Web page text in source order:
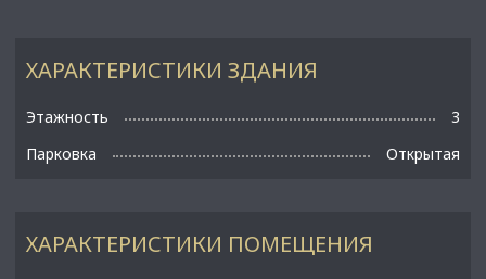
ХАРАКТЕРИСТИКИ ПОМЕЩЕНИЯ
ХАРАКТЕРИСТИКИ ЗДАНИЯ
Этажность
3
Парковка
Открытая